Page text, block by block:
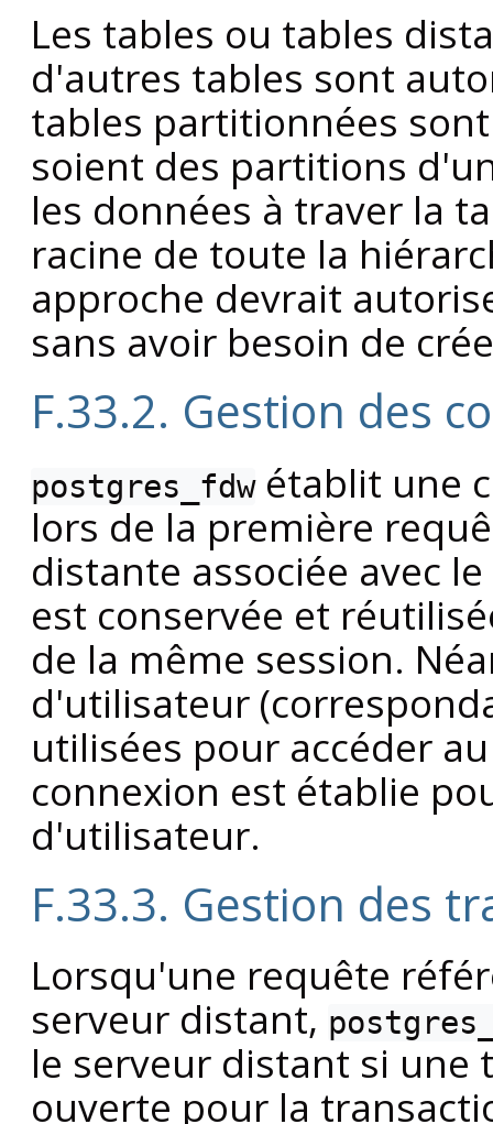
Les tables ou tables
d'autres tables sont
tables partitionnées
soient des partitions
les données à traver la
racine de toute la
approche devrait
sans avoir besoin de
F.33.2. Gestion des
postgres_fdwétablit une
lors de la première
distante associée avec
est conservée et
de la même session.
d'utilisateur
utilisées pour accéder
connexion est établie
d'utilisateur.
F.33.3. Gestion des
Lorsqu'une requête
serveur distant,
le serveur distant si une
ouverte pour la